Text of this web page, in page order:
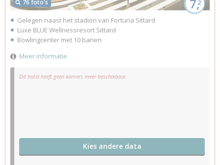
Dit hotel heeft geen kamers meer beschikbaar.
Kies andere data
76 foto's 7,2
Gelegen naast het stadion van Fortuna Sittard
Luxe BLUE Wellnessresort Sittard
Bowlingcenter met 10 banen
Meer informatie